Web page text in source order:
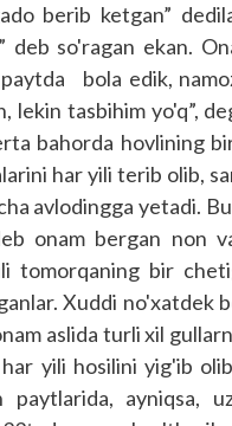
berib ketgan”
deb so'ragan ekan.
bola edik,
lekin tasbihim yo'q”,
bahorda hovlining
har yili terib olib,
avlodingga yetadi.
onam bergan non
tomorqaning bir
Xuddi no'xatdek
aslida turli xil
yili hosilini yig'ib
paytlarida, ayniqsa,